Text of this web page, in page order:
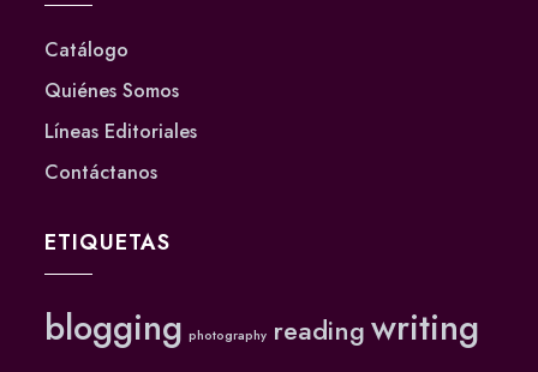
Catálogo
Quiénes Somos
Líneas Editoriales
Contáctanos
ETIQUETAS
blogging photography reading writing